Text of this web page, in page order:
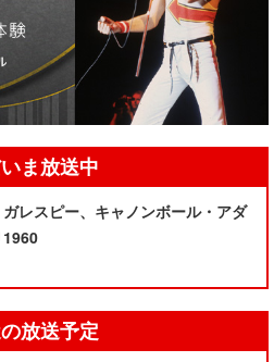
ま放送中
レスピー、キャノンボール・アダ
1960
放送予定